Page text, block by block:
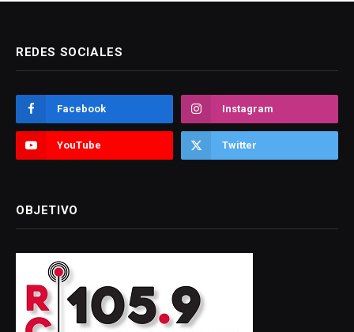
REDES SOCIALES
Facebook Instagram
YouTube Twitter
OBJETIVO